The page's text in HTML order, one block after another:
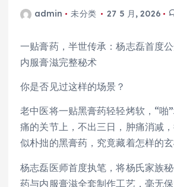
admin 未分类 27 5 月, 2026
一贴膏药，半世传承：杨志磊首度
内服膏滋完整秘术
你是否见过这样的场景？
老中医将一贴黑膏药轻轻烤软，“啪
痛的关节上，不出三日，肿痛消减
似朴拙的黑膏药，究竟藏着怎样的玄
杨志磊医师首度执笔，将杨氏家族
药与内服膏滋全套制作工艺，毫无保